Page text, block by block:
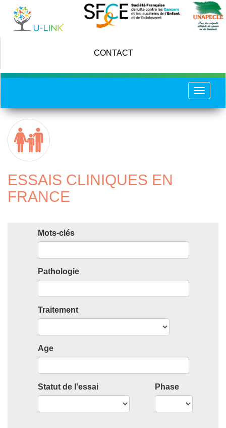
content
CONTACT
Toggle
ESSAIS CLINIQUES EN
FRANCE
Mots-clés
Pathologie
Traitement
Age
Statut de l'essai Phase